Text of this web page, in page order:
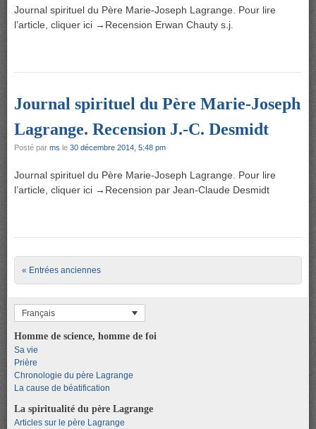
Journal spirituel du Père Marie-Joseph Lagrange. Pour lire
l’article, cliquer ici →Recension Erwan Chauty s.j.
Journal spirituel du Père Marie-Joseph
Lagrange. Recension J.-C. Desmidt
Posté par ms le 30 décembre 2014, 5:48 pm
Journal spirituel du Père Marie-Joseph Lagrange. Pour lire
l’article, cliquer ici →Recension par Jean-Claude Desmidt
Post navigation
« Entrées anciennes
Français
Homme de science, homme de foi
Sa vie
Prière
Chronologie du père Lagrange
La cause de béatification
La spiritualité du père Lagrange
Articles sur le père Lagrange